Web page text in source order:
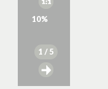
10%
1 / 5